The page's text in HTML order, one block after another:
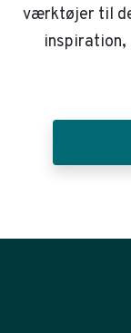
værktøjer til